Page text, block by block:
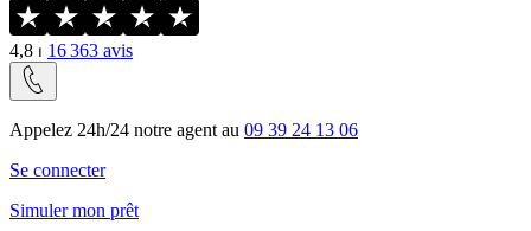
4,8 ⏐ 16 363 avis
Appelez 24h/24 notre agent au 09 39 24 13 06
Se connecter
Simuler mon prêt